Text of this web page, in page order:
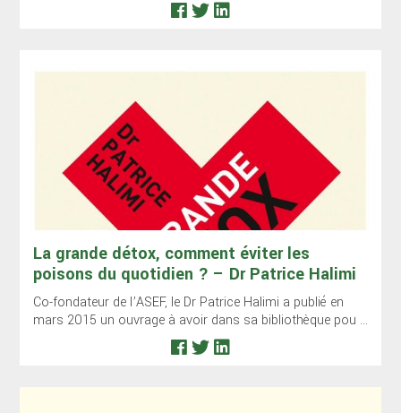
La grande détox, comment éviter les
poisons du quotidien ? – Dr Patrice Halimi
Co-fondateur de l’ASEF, le Dr Patrice Halimi a publié en
mars 2015 un ouvrage à avoir dans sa bibliothèque pou ...